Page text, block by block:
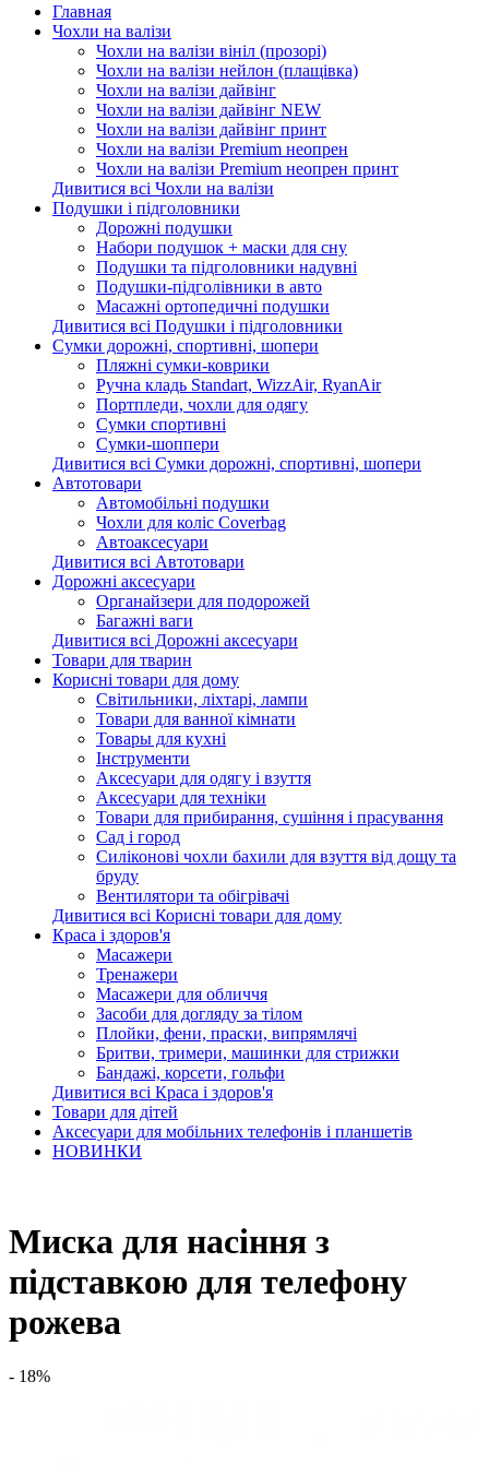
Главная
Чохли на валізи
Чохли на валізи вініл (прозорі)
Чохли на валізи нейлон (плащівка)
Чохли на валізи дайвінг
Чохли на валізи дайвінг NEW
Чохли на валізи дайвінг принт
Чохли на валізи Premium неопрен
Чохли на валізи Premium неопрен принт
Дивитися всі Чохли на валізи
Подушки і підголовники
Дорожні подушки
Набори подушок + маски для сну
Подушки та підголовники надувні
Подушки-підголівники в авто
Масажні ортопедичні подушки
Дивитися всі Подушки і підголовники
Сумки дорожні, спортивні, шопери
Пляжні сумки-коврики
Ручна кладь Standart, WizzAir, RyanAir
Портпледи, чохли для одягу
Сумки спортивні
Сумки-шоппери
Дивитися всі Сумки дорожні, спортивні, шопери
Автотовари
Автомобільні подушки
Чохли для коліс Coverbag
Автоаксесуари
Дивитися всі Автотовари
Дорожні аксесуари
Органайзери для подорожей
Багажні ваги
Дивитися всі Дорожні аксесуари
Товари для тварин
Корисні товари для дому
Світильники, ліхтарі, лампи
Товари для ванної кімнати
Товары для кухні
Інструменти
Аксесуари для одягу і взуття
Аксесуари для техніки
Товари для прибирання, сушіння і прасування
Сад і город
Силіконові чохли бахили для взуття від дощу та
бруду
Вентилятори та обігрівачі
Дивитися всі Корисні товари для дому
Краса і здоров'я
Масажери
Тренажери
Масажери для обличчя
Засоби для догляду за тілом
Плойки, фени, праски, випрямлячі
Бритви, тримери, машинки для стрижки
Бандажі, корсети, гольфи
Дивитися всі Краса і здоров'я
Товари для дітей
Аксесуари для мобільних телефонів і планшетів
НОВИНКИ
Миска для насіння з
підставкою для телефону
рожева
- 18%